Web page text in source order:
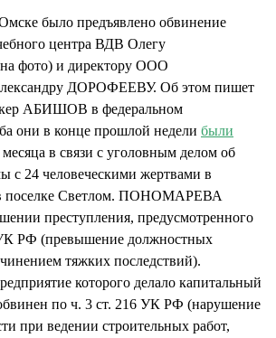
было предъявлено обвинение
центра ВДВ Олегу
и директору ООО
ДОРОФЕЕВУ. Об этом пишет
АБИШОВ в федеральном
они в конце прошлой недели были
месяца в связи с уголовным делом об
с 24 человеческими жертвами в
поселке Светлом. ПОНОМАРЕВА
преступления, предусмотренного
РФ (превышение должностных
тяжких последствий).
которого делало капитальный
по ч. 3 ст. 216 УК РФ (нарушение
при ведении строительных работ,